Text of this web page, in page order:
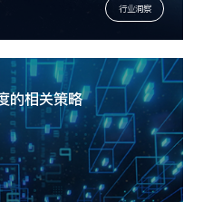
行业洞察
的相关策略